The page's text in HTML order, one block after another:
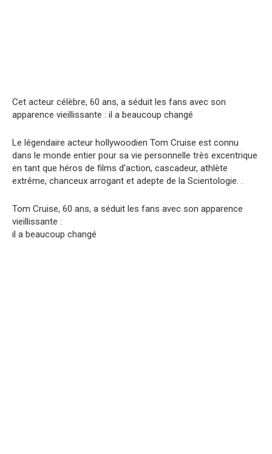
Cet acteur célèbre, 60 ans, a séduit les fans avec son
apparence vieillissante : il a beaucoup changé
Le légendaire acteur hollywoodien Tom Cruise est connu
dans le monde entier pour sa vie personnelle très excentrique
en tant que héros de films d’action, cascadeur, athlète
extrême, chanceux arrogant et adepte de la Scientologie. .
Tom Cruise, 60 ans, a séduit les fans avec son apparence
vieillissante :
il a beaucoup changé